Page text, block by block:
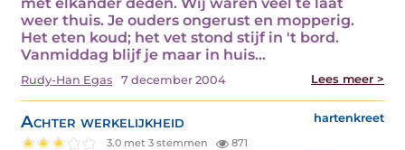
weer thuis. Je ouders ongerust en mopperig.
Het eten koud; het vet stond stijf in 't bord.
Vanmiddag blijf je maar in huis…
Rudy-Han Egas 7 december 2004 Lees meer >
Achter werkelijkheid hartenkreet
3.0 met 3 stemmen 871